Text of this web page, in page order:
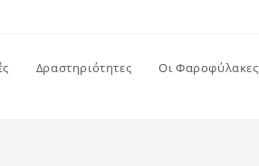
Δραστηριότητες Οι Φαροφύλακες